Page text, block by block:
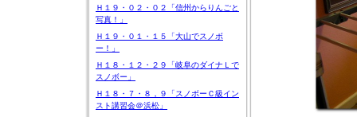
Ｈ１９・０２・０２「信州からりんごと
写真！」
Ｈ１９・０１・１５「大山でスノボ
ー！」
Ｈ１８・１２・２９「岐阜のダイナＬで
スノボー」
Ｈ１８・７・８，９「スノボーＣ級イン
スト講習会＠浜松」